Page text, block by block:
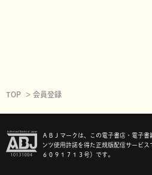
TOP 会員登録
ＡＢＪマークは、この電子書店・電子
ンツ使用許諾を得た正規版配信サービ
６０９１７１３号）です。